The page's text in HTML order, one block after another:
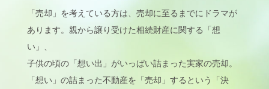
「売却」を考えている方は、売却に至るまでにドラマが
あります。親から譲り受けた相続財産に関する「想
い」、
子供の頃の「想い出」がいっぱい詰まった実家の売却。
「想い」の詰まった不動産を「売却」するという「決